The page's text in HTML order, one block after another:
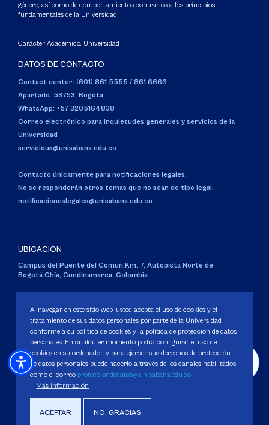
género, así como de comportamientos contrarios a los principios
fundamentales de la Universidad
Carácter Académico: Universidad
DATOS DE CONTACTO
Contact center: (601) 861 5555 / 861 6666
Apartado: 53753, Bogotá.
WhatsApp: +57 3205164838
Correo electrónico para inquietudes generales y servicios de la
Universidad
servicious@unisabana.edu.co
Contacto únicamente para notificaciones legales.
No se responderán otros temas que no sean de tipo legal.
notificacioneslegales@unisabana.edu.co
UBICACIÓN
Campus del Puente del Común,Km. 7, Autopista Norte de
Bogotá.Chía, Cundinamarca, Colombia.
Personería Jurídica:Resolución 130 del 14 de enero de 1980.
Ministerio de Educación Nacional.
Política de Protección de datos
Derechos Pecuniarios
Al navegar en este sitio web, usted acepta el uso de cookies y el
tratamiento de sus datos personales por parte de la Universidad
conforme a su política de cookies y la política de protección de datos
personales. En cualquier momento podrá configurar el uso de
cookies en su ordenador, y para ejercer sus derechos de protección
de datos personales puede hacerlo a través de los canales habilitados
como el correo protecciondedatos@unisabana.edu.co
Más información
ACEPTAR NO, GRACIAS